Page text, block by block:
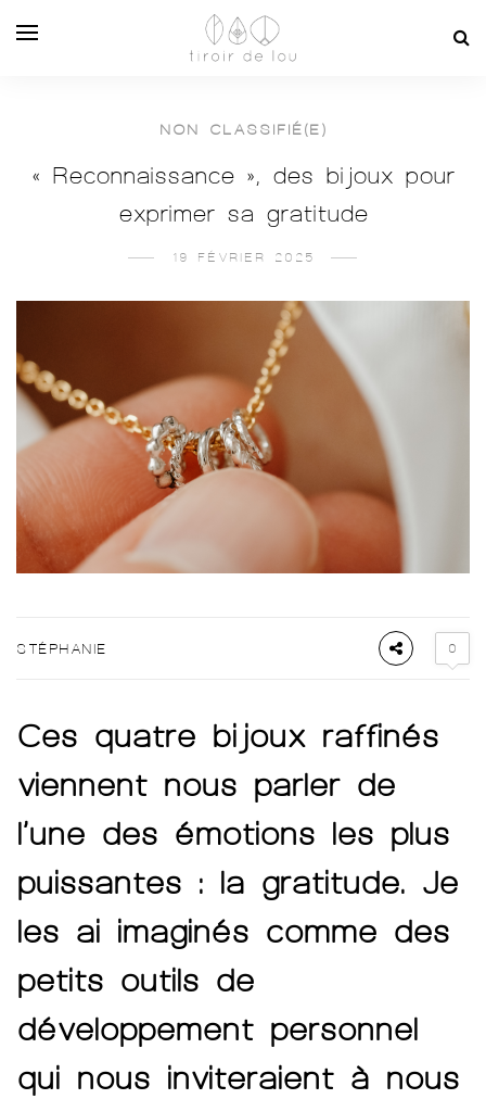
NON CLASSIFIÉ(E)
« Reconnaissance », des bijoux pour
exprimer sa gratitude
19 FÉVRIER 2025
STÉPHANIE 0
Ces quatre bijoux raffinés
viennent nous parler de
l’une des émotions les plus
puissantes : la gratitude. Je
les ai imaginés comme des
petits outils de
développement personnel
qui nous inviteraient à nous